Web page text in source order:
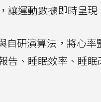
讓運動數據即時呈現
自研演算法，將心
告、睡眠效率、睡